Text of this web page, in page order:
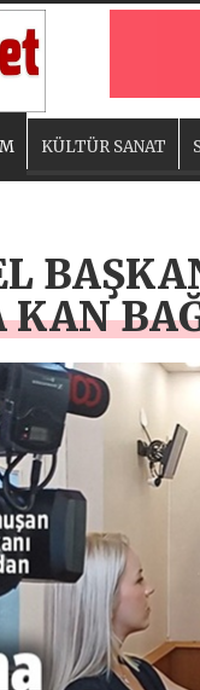
KÜLTÜR SANAT
KAN